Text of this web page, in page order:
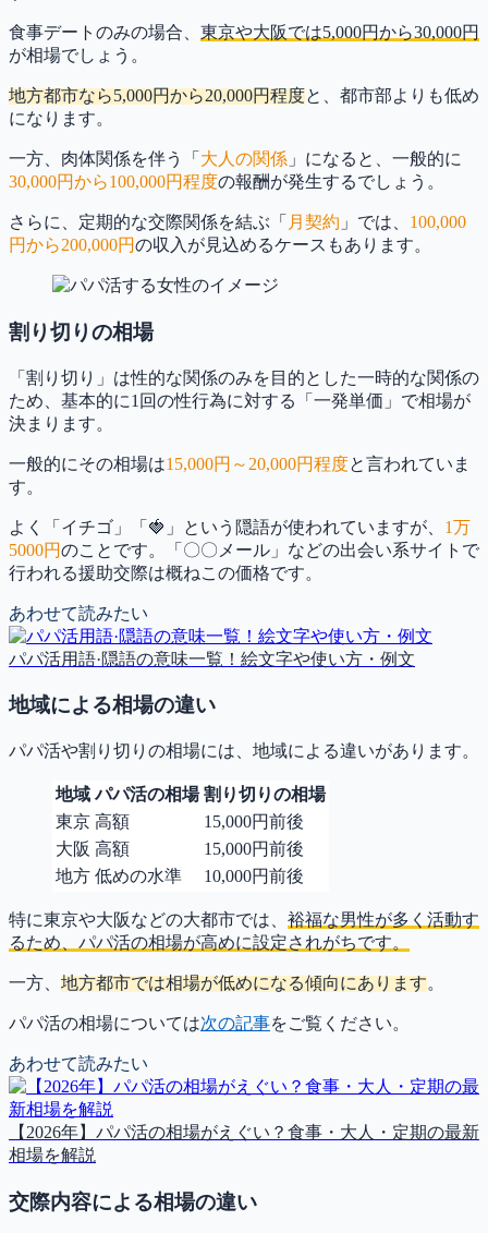
食事デートのみの場合、 東京や大阪では5,000円から30,000円
が相場でしょう。
地方都市なら5,000円から20,000円程度と、都市部よりも低め
になります。
一方、肉体関係を伴う「 大人の関係 」になると、一般的に
30,000円から100,000円程度の報酬が発生するでしょう。
さらに、 定期的な交際関係を結ぶ「 月契約 」では、 100,000
円から200,000円の収入が見込めるケースもあります。
割り切りの相場
「割り切り」は性的な関係のみを目的とした一時的な関係の
ため、基本的に1回の性行為に対する「一発単価」で相場が
決まります。
一般的にその相場は15,000円～20,000円程度と言われていま
す。
よく「イチゴ」「🍓」という隠語が使われていますが、 1万
5000円のことです。「〇〇メール」などの出会い系サイトで
行われる援助交際は概ねこの価格です。
あわせて読みたい
パパ活用語·隠語の意味一覧！絵文字や使い方・例文
地域による相場の違い
パパ活や割り切りの相場には、地域による違いがあります。
地域 パパ活の相場 割り切りの相場
東京 高額
15,000円前後
大阪 高額
15,000円前後
地方 低めの水準 10,000円前後
特に東京や大阪などの大都市では、 裕福な男性が多く活動す
るため、パパ活の相場が高めに設定されがちです。
一方、 地方都市では相場が低めになる傾向にあります。
パパ活の相場については次の記事をご覧ください。
あわせて読みたい
【2026年】パパ活の相場がえぐい？食事・大人・定期の最新
相場を解説
交際内容による相場の違い